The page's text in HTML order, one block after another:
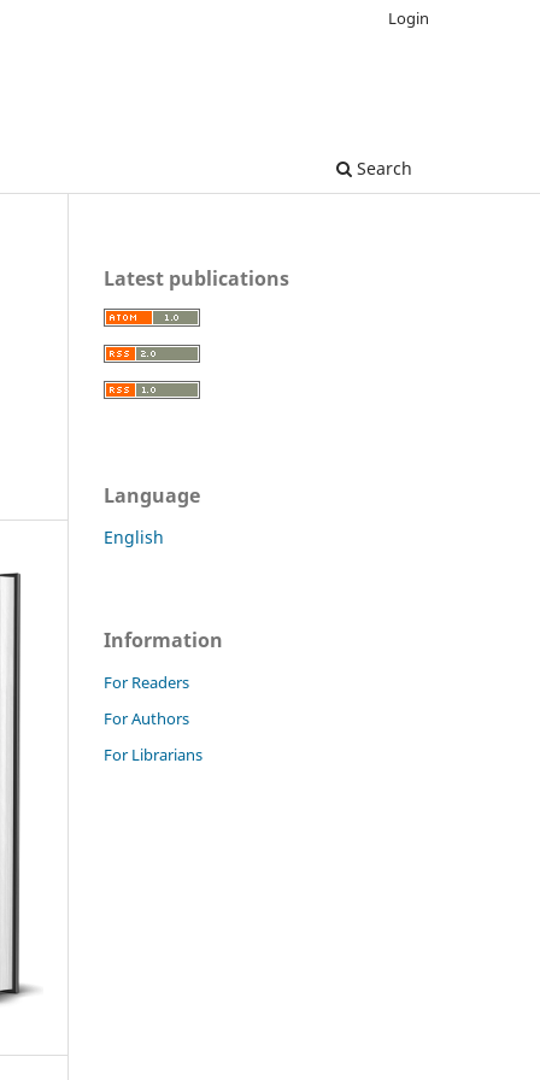
Search
Login
Latest publications
Language
English
Information
For Readers
For Authors
For Librarians